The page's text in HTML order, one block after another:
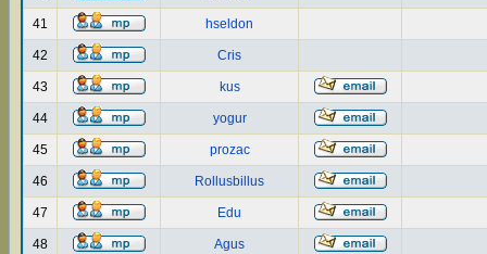
41 hseldon
42 Cris
43 kus
44 yogur
45 prozac
46 Rollusbillus
47 Edu
48 Agus